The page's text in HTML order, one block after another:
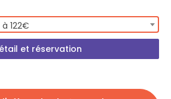
122€
et réservation